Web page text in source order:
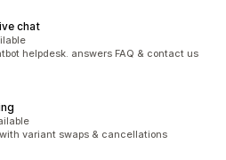
chat
helpdesk. answers FAQ & contact us
variant swaps & cancellations